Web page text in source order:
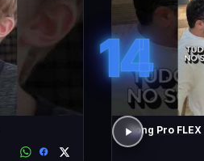
14